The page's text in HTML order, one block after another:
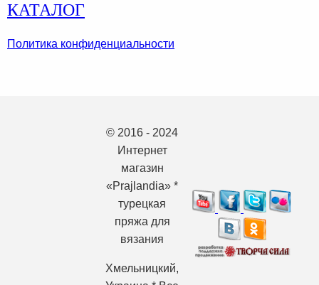
КАТАЛОГ
Политика конфиденциальности
© 2016 - 2024
Интернет
магазин
«Prajlandia» *
турецкая
пряжа для
вязания
Хмельницкий,